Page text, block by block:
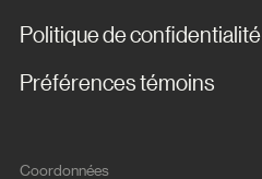
Politique de confidentialité
Préférences témoins
Coordonnées